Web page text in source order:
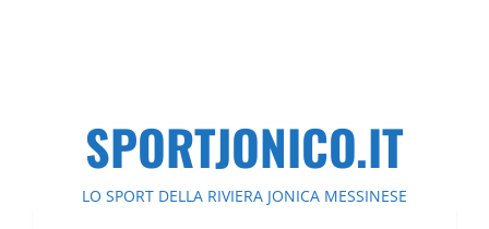
SPORTJONICO.IT
LO SPORT DELLA RIVIERA JONICA MESSINESE